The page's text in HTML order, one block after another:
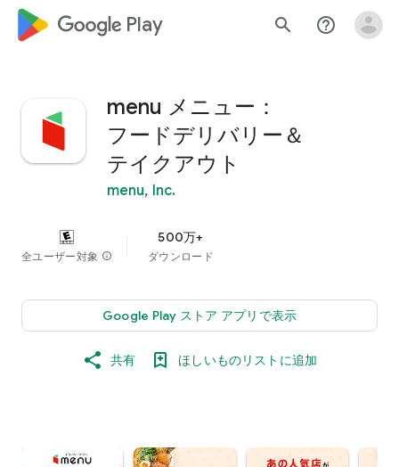
google_logo Play search help_outline
menu メニュー：
フードデリバリー＆
テイクアウト
menu, Inc.
全ユーザー対象 info
500万+
ダウンロード
Google Play ストア アプリで表示
共有 ほしいものリストに追加